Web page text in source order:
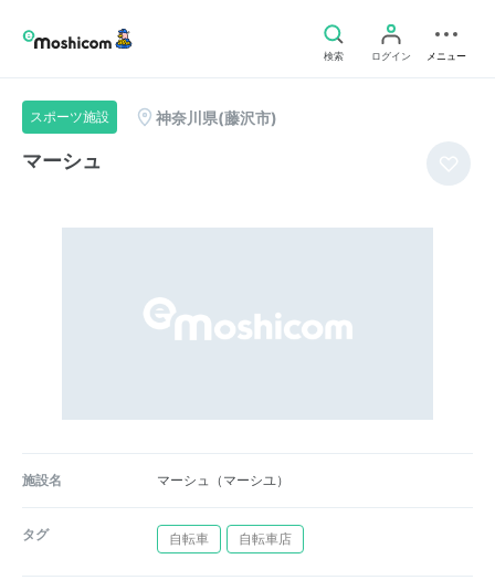
検索 ログイン メニュー
スポーツ施設 神奈川県(藤沢市)
マーシュ
施設名 マーシュ（マーシユ）
タグ 自転車 自転車店